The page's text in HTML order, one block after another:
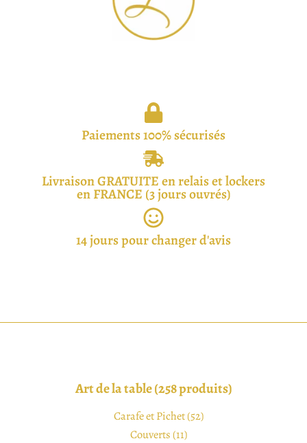
Paiements 100% sécurisés
Livraison GRATUITE en relais et lockers
en FRANCE (3 jours ouvrés)
14 jours pour changer d'avis
Art de la table (258 produits)
Carafe et Pichet (52)
Couverts (11)